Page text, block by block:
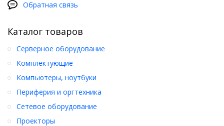
Обратная связь
Каталог товаров
Серверное оборудование
Комплектующие
Компьютеры, ноутбуки
Периферия и оргтехника
Сетевое оборудование
Проекторы